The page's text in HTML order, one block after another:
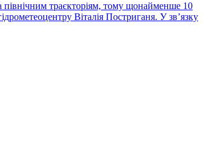
траєкторіям, тому щонайменше 10
Віталія Постриганя. У зв’язку